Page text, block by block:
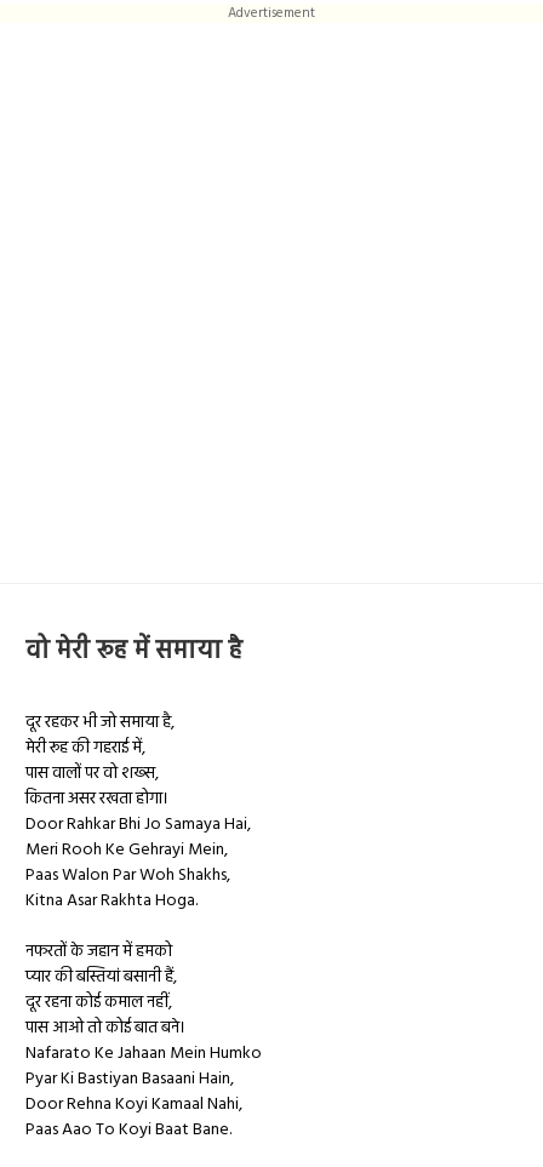
Advertisement
वो मेरी रूह में समाया है
दूर रहकर भी जो समाया है,
मेरी रूह की गहराई में,
पास वालों पर वो शख्स,
कितना असर रखता होगा।
Door Rahkar Bhi Jo Samaya Hai,
Meri Rooh Ke Gehrayi Mein,
Paas Walon Par Woh Shakhs,
Kitna Asar Rakhta Hoga.
नफरतों के जहान में हमको
प्यार की बस्तियां बसानी हैं,
दूर रहना कोई कमाल नहीं,
पास आओ तो कोई बात बने।
Nafarato Ke Jahaan Mein Humko
Pyar Ki Bastiyan Basaani Hain,
Door Rehna Koyi Kamaal Nahi,
Paas Aao To Koyi Baat Bane.